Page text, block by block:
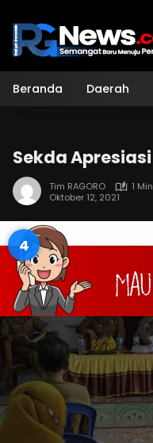
konten
Beranda Daerah
Sekda
Tim RAGORO
1
Oktober 12, 2021
3